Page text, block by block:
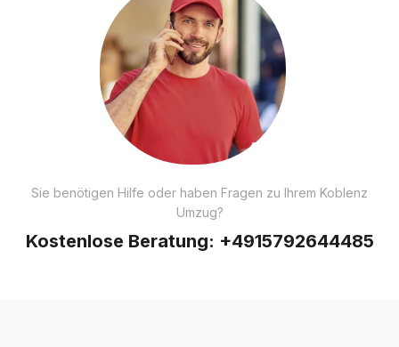
Sie benötigen Hilfe oder haben Fragen zu Ihrem Koblenz
Umzug?
Kostenlose Beratung: +4915792644485